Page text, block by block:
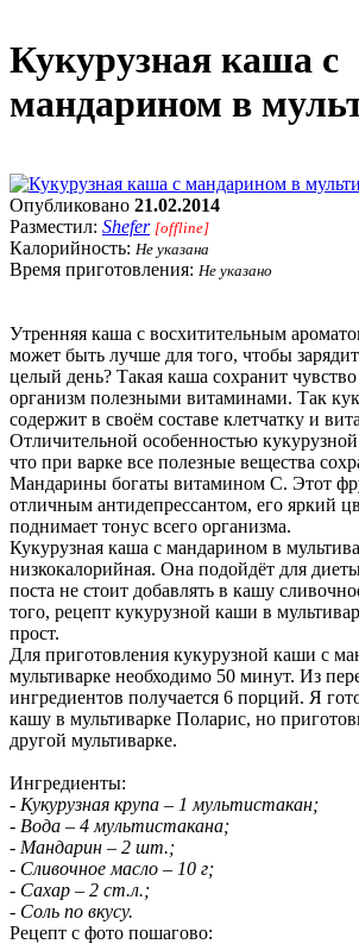
Кукурузная каша с
мандарином в
Опубликовано 21.02.2014
Разместил: Shefer [offline]
Калорийность: Не указана
Время приготовления: Не указано
Утренняя каша с восхитительным
может быть лучше для того, чтобы
целый день? Такая каша сохранит
организм полезными витаминами. Так
содержит в своём составе клетчатку и
Отличительной особенностью
что при варке все полезные вещества
Мандарины богаты витамином С. Этот
отличным антидепрессантом, его яркий
поднимает тонус всего организма.
Кукурузная каша с мандарином в
низкокалорийная. Она подойдёт для
поста не стоит добавлять в кашу
того, рецепт кукурузной каши в
прост.
Для приготовления кукурузной каши с
мультиварке необходимо 50 минут. Из
ингредиентов получается 6 порций. Я
кашу в мультиварке Поларис, но
другой мультиварке.
Ингредиенты:
- Кукурузная крупа – 1 мультистакан;
- Вода – 4 мультистакана;
- Мандарин – 2 шт.;
- Сливочное масло – 10 г;
- Сахар – 2 ст.л.;
- Соль по вкусу.
Рецепт с фото пошагово: